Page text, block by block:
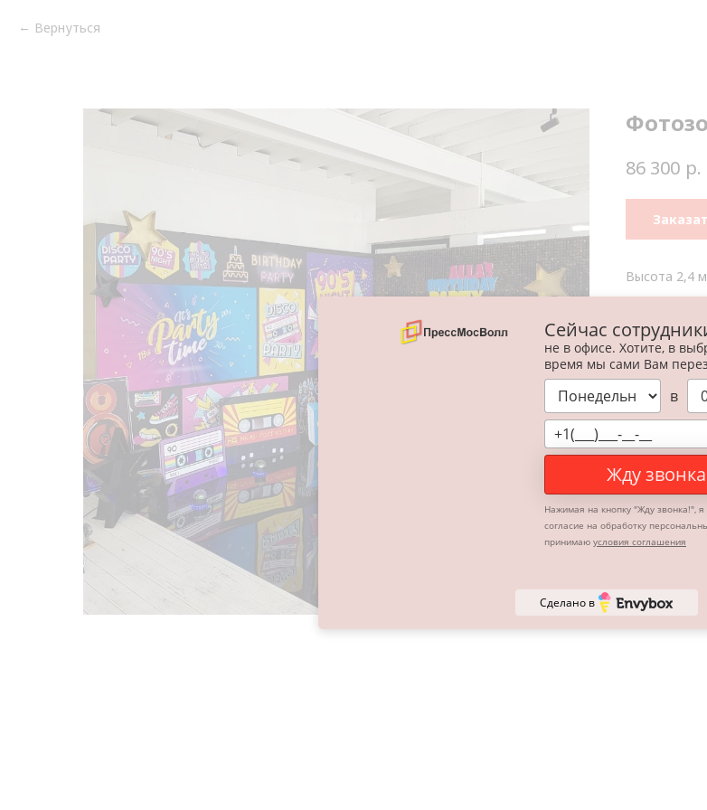
Вернуться
86 300 р.
Высота 2,4
Баннер на
Пайетки
Пластик
Плоские
Звезды
Доставка
Сейчас
не в офисе. Хотите, в
время мы сами Вам
в
Жду
Нажимая на кнопку "Жду звонка!", я
согласие на обработку
принимаю условия соглашения
Сделано в